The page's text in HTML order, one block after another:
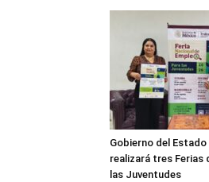
Gobierno del Estado
realizará tres Ferias
las Juventudes